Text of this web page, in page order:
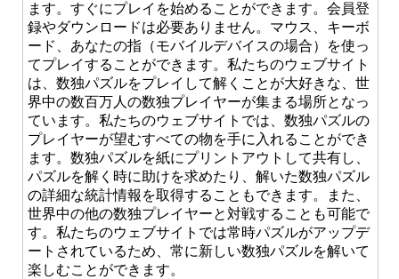
ます。すぐにプレイを始めることができます。会員登
録やダウンロードは必要ありません。マウス、キーボ
ード、あなたの指（モバイルデバイスの場合）を使っ
てプレイすることができます。私たちのウェブサイト
は、数独パズルをプレイして解くことが大好きな、世
界中の数百万人の数独プレイヤーが集まる場所となっ
ています。私たちのウェブサイトでは、数独パズルの
プレイヤーが望むすべての物を手に入れることができ
ます。数独パズルを紙にプリントアウトして共有し、
パズルを解く時に助けを求めたり、解いた数独パズル
の詳細な統計情報を取得することもできます。また、
世界中の他の数独プレイヤーと対戦することも可能で
す。私たちのウェブサイトでは常時パズルがアップデ
ートされているため、常に新しい数独パズルを解いて
楽しむことができます。